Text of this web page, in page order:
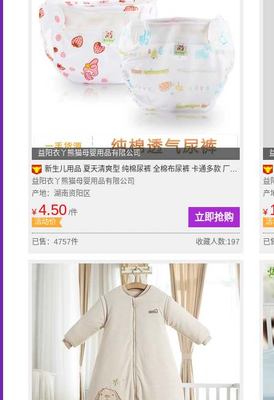
益阳衣丫熊猫母婴用品有限公司
新生儿用品 夏天清爽型 纯棉尿裤 全棉布尿裤 卡通多款 厂家批发
益阳衣丫熊猫母婴用品有限公司
产地：湖南资阳区
¥4.50 /件
活动价
立即抢购
已售：4757件 收藏人数:197
益
产
¥
已